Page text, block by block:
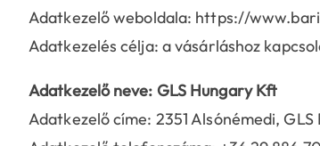
Adatkezelő weboldala: https://
Adatkezelés célja: a vásárláshoz
Adatkezelő neve: GLS Hungary Kft
Adatkezelő címe: 2351 Alsónémedi, GLS